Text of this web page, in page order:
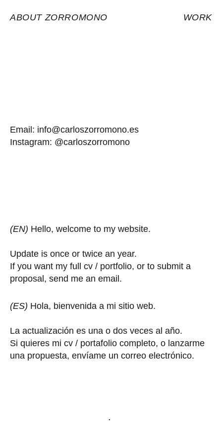
ABOUT ZORROMONO WORK
Email: info@carloszorromono.es
Instagram: @carloszorromono
(EN) Hello, welcome to my website.
Update is once or twice an year.
If you want my full cv / portfolio, or to submit a
proposal, send me an email.
(ES) Hola, bienvenida a mi sitio web.
La actualización es una o dos veces al año.
Si quieres mi cv / portafolio completo, o lanzarme
una propuesta, envíame un correo electrónico.
.